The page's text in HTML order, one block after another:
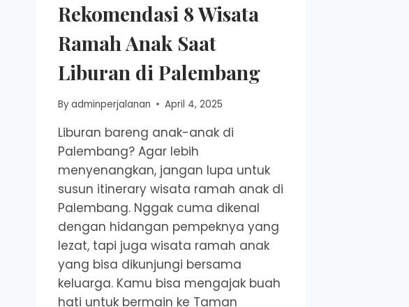
Rekomendasi 8 Wisata
Ramah Anak Saat
Liburan di Palembang
Byadminperjalanan April 4, 2025
Liburan bareng anak-anak di
Palembang? Agar lebih
menyenangkan, jangan lupa untuk
susun itinerary wisata ramah anak di
Palembang. Nggak cuma dikenal
dengan hidangan pempeknya yang
lezat, tapi juga wisata ramah anak
yang bisa dikunjungi bersama
keluarga. Kamu bisa mengajak buah
hati untuk bermain ke Taman